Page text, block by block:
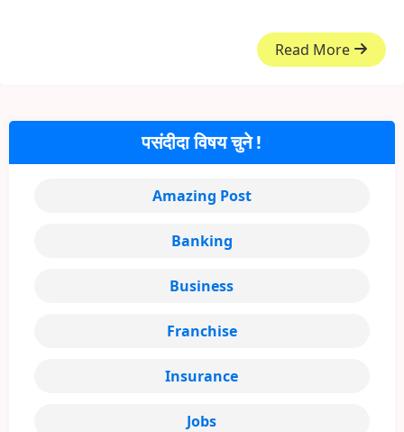
Read More
पसंदीदा विषय चुने !
Amazing Post
Banking
Business
Franchise
Insurance
Jobs